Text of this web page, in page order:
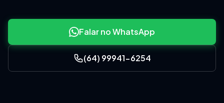
Falar no WhatsApp
(64) 99941-6254